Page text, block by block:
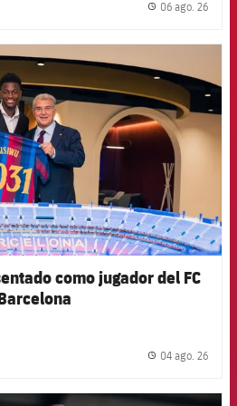
06 ago. 26
como jugador del FC
04 ago. 26
FCB Barcelona badge